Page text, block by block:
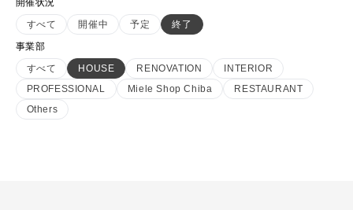
開催状況
すべて
開催中 予定
終了
事業部
すべて
HOUSE RENOVATION
INTERIOR
PROFESSIONAL
Miele Shop Chiba
RESTAURANT
Others